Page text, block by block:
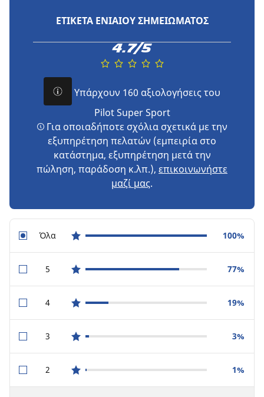
ΕΤΙΚΈΤΑ ΕΝΙΑΊΟΥ ΣΗΜΕΙΏΜΑΤΟΣ
4.7/5
Υπάρχουν 160 αξιολογήσεις του
Pilot Super Sport
Για οποιαδήποτε σχόλια σχετικά με την
εξυπηρέτηση πελατών (εμπειρία στο
κατάστημα, εξυπηρέτηση μετά την
πώληση, παράδοση κ.λπ.), επικοινωνήστε
μαζί μας.
Όλαstar reviews 100%
5star reviews 77%
4star reviews 19%
3star reviews 3%
2star reviews 1%